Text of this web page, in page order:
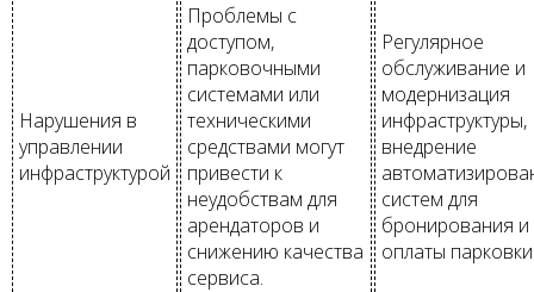
Нарушения в
управлении
инфраструктурой
Проблемы с
доступом,
парковочными
системами или
техническими
средствами могут
привести к
неудобствам для
арендаторов и
снижению качества
сервиса.
Регулярное
обслуживание и
модернизация
инфраструктуры,
внедрение
систем для
бронирования и
оплаты